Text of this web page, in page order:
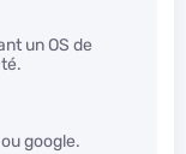
un OS de
google.